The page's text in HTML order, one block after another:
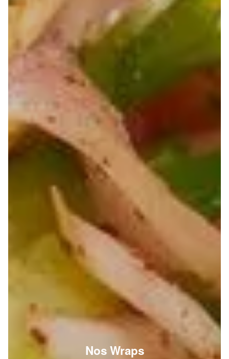
Nos Wraps